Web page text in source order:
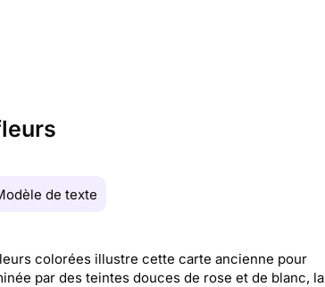
de texte
colorées illustre cette carte ancienne pour
par des teintes douces de rose et de blanc, la